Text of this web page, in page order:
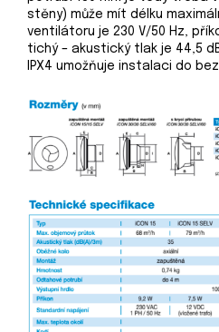
stěny) může mít délku
ventilátoru je 230 V/50 Hz,
tichý – akustický tlak je 44,5
IPX4 umožňuje instalaci do